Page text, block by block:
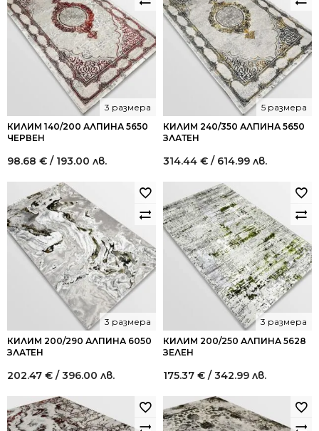
КИЛИМ 140/200 АЛПИНА 5650
ЧЕРВЕН
3 размера
98.68 € / 193.00 лв.
КИЛИМ 240/350 АЛПИНА 5650
ЗЛАТЕН
5 размера
314.44 € / 614.99 лв.
КИЛИМ 200/290 АЛПИНА 6050
ЗЛАТЕН
3 размера
202.47 € / 396.00 лв.
КИЛИМ 200/250 АЛПИНА 5628
ЗЕЛЕН
3 размера
175.37 € / 342.99 лв.